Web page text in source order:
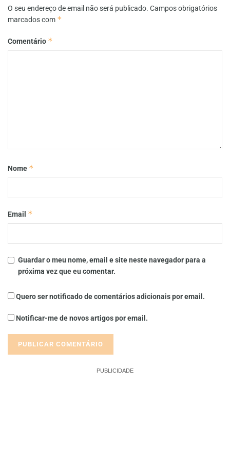
O seu endereço de email não será publicado. Campos obrigatórios
marcados com *
Comentário *
Nome *
Email *
Guardar o meu nome, email e site neste navegador para a
próxima vez que eu comentar.
Quero ser notificado de comentários adicionais por email.
Notificar-me de novos artigos por email.
PUBLICIDADE